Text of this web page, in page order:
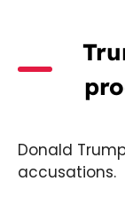
Donald
accusations.